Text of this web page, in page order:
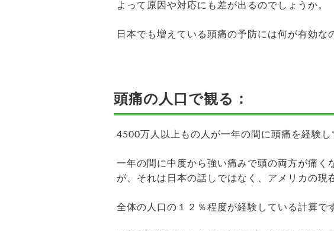
よって原因や対応にも差が出るのでしょうか。
日本でも増えている頭痛の予防には何が有効な
頭痛の人口で観る：
4500万人以上もの人が一年の間に頭痛を経験し
一年の間に中度から強い痛みで頭の両方が痛く
が、それは日本の話しではなく、アメリカの現
全体の人口の１２％程度が経験している計算で